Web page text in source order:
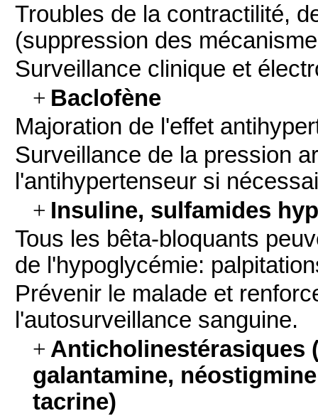
Troubles de la contractilité,
(suppression des
Surveillance clinique et
+ Baclofène
Majoration de l'effet
Surveillance de la pression
l'antihypertenseur si
+ Insuline, sulfamides
Tous les bêta-bloquants
de l'hypoglycémie:
Prévenir le malade et
l'autosurveillance sanguine.
+ Anticholinestérasiques
galantamine,
tacrine)